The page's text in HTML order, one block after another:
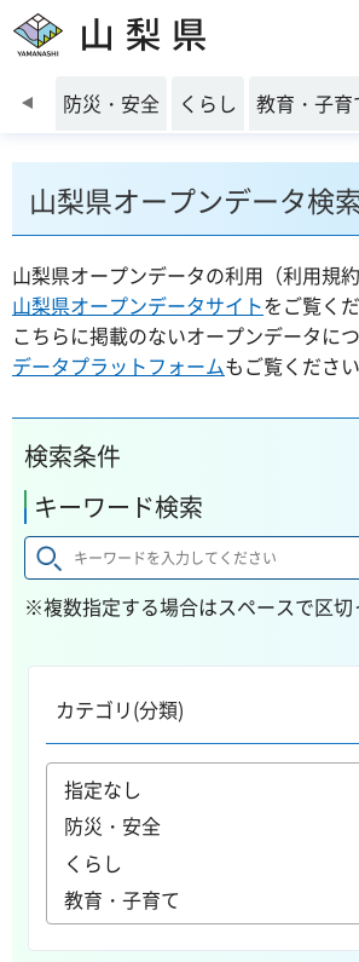
山梨県
前のスライドを表示
防災・安全 くらし 教育・子育
山梨県オープンデータ検
山梨県オープンデータの利用（利用規
山梨県オープンデータサイトをご覧く
こちらに掲載のないオープンデータにつ
データプラットフォームもご覧ください
検索条件
キーワード検索
※複数指定する場合はスペースで区切
カテゴリ(分類)